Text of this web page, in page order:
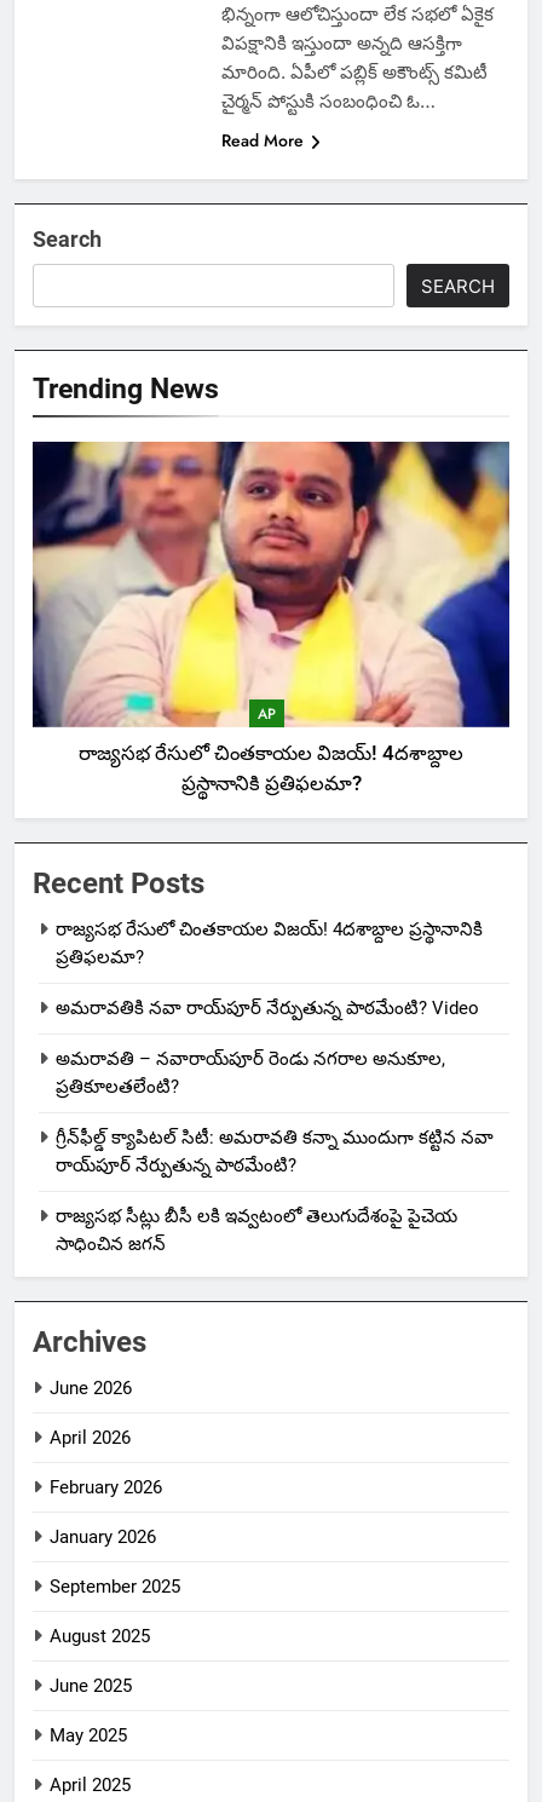
భిన్నంగా ఆలోచిస్తుందా లేక సభలో ఏకైక
విపక్షానికి ఇస్తుందా అన్నది ఆసక్తిగా
మారింది. ఏపీలో పబ్లిక్ అకౌంట్స్ కమిటీ
చైర్మన్ పోస్టుకి సంబంధించి ఓ…
Read More
Search
SEARCH
Trending News
AP
రాజ్యసభ రేసులో చింతకాయల విజయ్‌! 4దశాబ్దాల
ప్రస్థానానికి ప్రతిఫలమా?
Recent Posts
రాజ్యసభ రేసులో చింతకాయల విజయ్‌! 4దశాబ్దాల ప్రస్థానానికి
ప్రతిఫలమా?
అమరావతికి నవా రాయ్‌పూర్ నేర్పుతున్న పాఠమేంటి? Video
అమరావతి – నవారాయ్‌పూర్ రెండు నగరాల అనుకూల,
ప్రతికూలతలేంటి?
గ్రీన్‌ఫీల్డ్ క్యాపిటల్ సిటీ: అమరావతి కన్నా ముందుగా కట్టిన నవా
రాయ్‌పూర్ నేర్పుతున్న పాఠమేంటి?
రాజ్యసభ సీట్లు బీసీ లకి ఇవ్వటంలో తెలుగుదేశంపై పైచెయ
సాధించిన జగన్
Archives
June 2026
April 2026
February 2026
January 2026
September 2025
August 2025
June 2025
May 2025
April 2025